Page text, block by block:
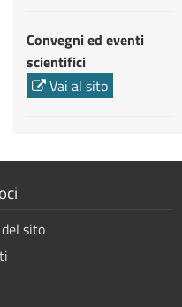
Convegni ed eventi
scientifici
Vai al sito
sito